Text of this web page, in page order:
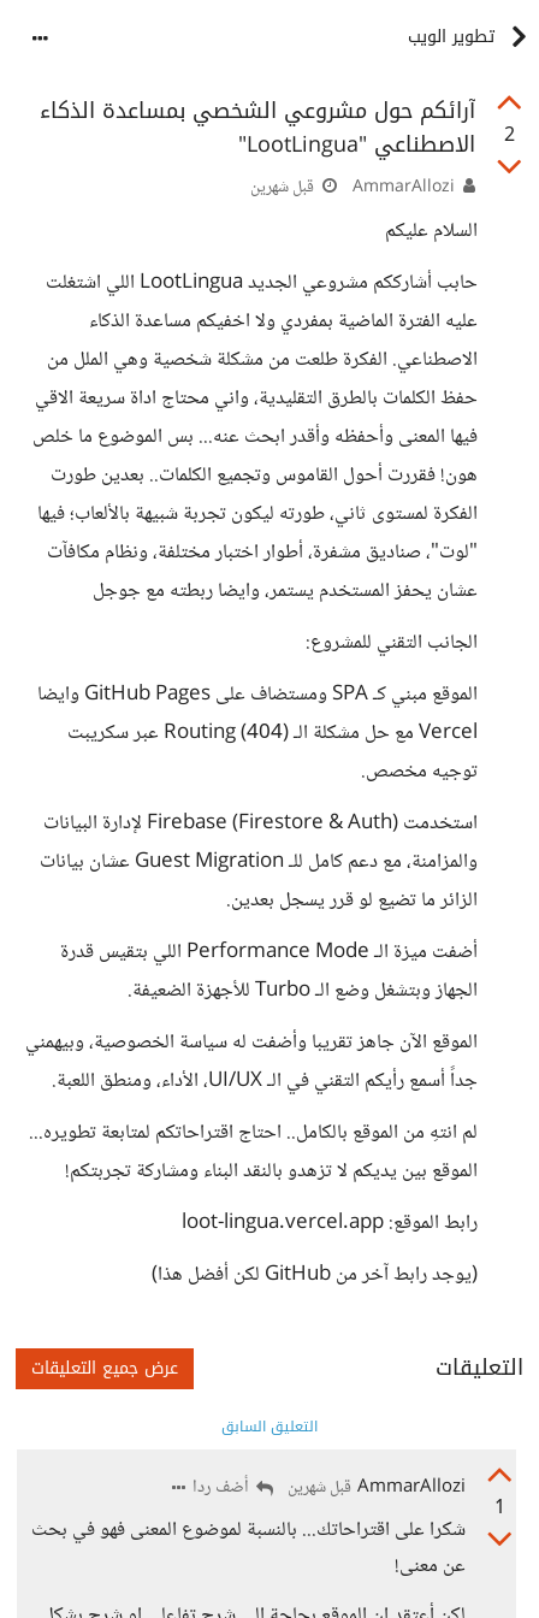
تطوير الويب
2
آرائكم حول مشروعي الشخصي بمساعدة الذكاء
الاصطناعي "LootLingua"
قبل شهرين
السلام عليكم
حابب أشارككم مشروعي الجديد LootLingua اللي اشتغلت
عليه الفترة الماضية بمفردي ولا اخفيكم مساعدة الذكاء
الاصطناعي. الفكرة طلعت من مشكلة شخصية وهي الملل من
حفظ الكلمات بالطرق التقليدية، واني محتاج اداة سريعة الاقي
فيها المعنى وأحفظه وأقدر ابحث عنه... بس الموضوع ما خلص
هون! فقررت أحول القاموس وتجميع الكلمات.. بعدين طورت
الفكرة لمستوى ثاني، طورته ليكون تجربة شبيهة بالألعاب؛ فيها
"لوت"، صناديق مشفرة، أطوار اختبار مختلفة، ونظام مكافآت
عشان يحفز المستخدم يستمر، وايضا ربطته مع جوجل
الجانب التقني للمشروع:
الموقع مبني كـ SPA ومستضاف على GitHub Pages وايضا
Vercel مع حل مشكلة الـ Routing (404) عبر سكريبت
توجيه مخصص.
استخدمت Firebase (Firestore & Auth) لإدارة البيانات
والمزامنة، مع دعم كامل للـ Guest Migration عشان بيانات
الزائر ما تضيع لو قرر يسجل بعدين.
أضفت ميزة الـ Performance Mode اللي بتقيس قدرة
الجهاز وبتشغل وضع الـ Turbo للأجهزة الضعيفة.
الموقع الآن جاهز تقريبا وأضفت له سياسة الخصوصية، وبيهمني
جداً أسمع رأيكم التقني في الـ UI/UX، الأداء، ومنطق اللعبة.
لم انتهِ من الموقع بالكامل.. احتاج اقتراحاتكم لمتابعة تطويره...
الموقع بين يديكم لا تزهدو بالنقد البناء ومشاركة تجربتكم!
رابط الموقع: loot-lingua.vercel.app
(يوجد رابط آخر من GitHub لكن أفضل هذا)
التعليقات عرض جميع التعليقات
التعليق السابق
1
AmmarAllozi قبل شهرين أضف ردا
شكرا على اقتراحاتك... بالنسبة لموضوع المعنى فهو في بحث
عن معنى!